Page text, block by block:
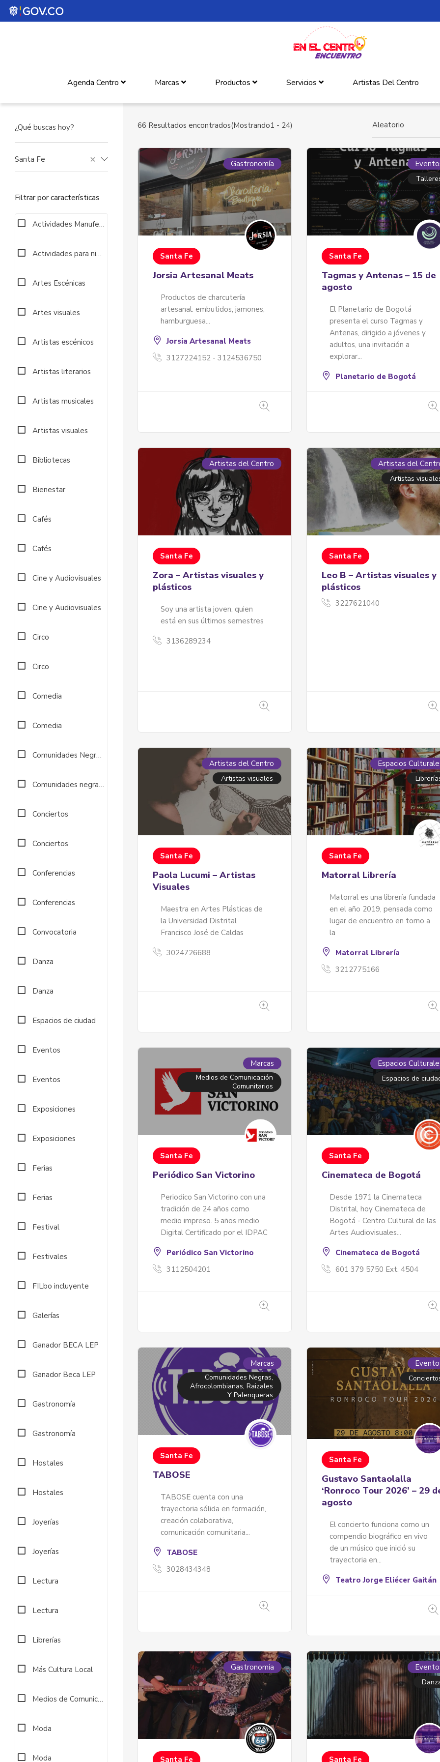
Agenda Centro Marcas Productos Servicios Artistas Del Centro
×
Santa Fe
Filtrar por características
Actividades Manufectureras
Actividades para niños
Artes Escénicas
Artes visuales
Artistas escénicos
Artistas literarios
Artistas musicales
Artistas visuales
Bibliotecas
Bienestar
Cafés
Cafés
Cine y Audiovisuales
Cine y Audiovisuales
Circo
Circo
Comedia
Comedia
Comunidades Negras, Afrocolombianas, Raizales Y Palenqueras
Comunidades negras, afrocolombianas, raizales y palenqueras - servicios
Conciertos
Conciertos
Conferencias
Conferencias
Convocatoria
Danza
Danza
Espacios de ciudad
Eventos
Eventos
Exposiciones
Exposiciones
Ferias
Ferias
Festival
Festivales
FILbo incluyente
Galerías
Ganador BECA LEP
Ganador Beca LEP
Gastronomía
Gastronomía
Hostales
Hostales
Joyerías
Joyerías
Lectura
Lectura
Librerías
Más Cultura Local
Medios de Comunicación Comunitarios
Moda
Moda
66 Resultados encontrados(Mostrando1 - 24) Aleatorio
Gastronomía
Santa Fe
Jorsia Artesanal Meats
Productos de charcutería
artesanal: embutidos, jamones,
hamburguesa...
Jorsia Artesanal Meats
3127224152 - 3124536750
Santa Fe
Tagmas y Antenas – 15 de
agosto
El Planetario de Bogotá
presenta el curso Tagmas y
Antenas, dirigido a jóvenes y
adultos, una invitación a
explorar...
Planetario de Bogotá
Artistas del Centro
Santa Fe
Zora – Artistas visuales y
plásticos
Soy una artista joven, quien
está en sus últimos semestres
3136289234
Artistas del
Artistas
Santa Fe
Leo B – Artistas visuales y
plásticos
3227621040
Artistas del Centro
Artistas visuales
Santa Fe
Paola Lucumi – Artistas
Visuales
Maestra en Artes Plásticas de
la Universidad Distrital
Francisco José de Caldas
3024726688
Espacios
Santa Fe
Matorral Librería
Matorral es una librería fundada
en el año 2019, pensada como
lugar de encuentro en torno a
la
Matorral Librería
3212775166
Marcas
Medios de Comunicación
Comunitarios
Santa Fe
Periódico San Victorino
Periodico San Victorino con una
tradición de 24 años como
medio impreso. 5 años medio
Digital Certificado por el IDPAC
Periódico San Victorino
3112504201
Espacios
Espacios de
Santa Fe
Cinemateca de Bogotá
Desde 1971 la Cinemateca
Distrital, hoy Cinemateca de
Bogotá - Centro Cultural de las
Artes Audiovisuales...
Cinemateca de Bogotá
601 379 5750 Ext. 4504
Marcas
Comunidades Negras,
Afrocolombianas, Raizales
Y Palenqueras
Santa Fe
TABOSE
TABOSE cuenta con una
trayectoria sólida en formación,
creación colaborativa,
comunicación comunitaria...
TABOSE
3028434348
Santa Fe
Gustavo Santaolalla
‘Ronroco Tour 2026’ – 29
agosto
El concierto funciona como un
compendio biográfico en vivo
de un músico que inició su
trayectoria en...
Teatro Jorge Eliécer Gaitán
Gastronomía
Santa Fe Santa Fe